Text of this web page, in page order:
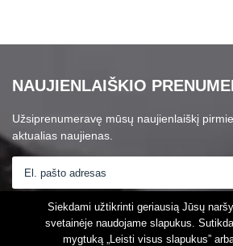
NAUJIENLAIŠKIO
Užsiprenumeravę mūsų naujienlaiškį
aktualias naujienas.
Susipažinau suPrivatumo politika
Siekdami užtikrinti geriausią Jūsų
svetainėje naudojame slapukus.
mygtuką „Leisti visus slapukus”